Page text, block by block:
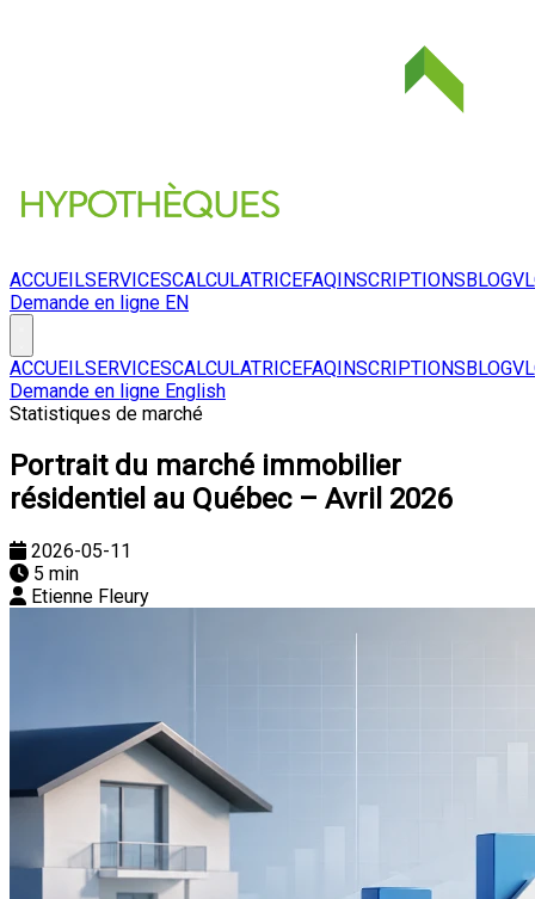
ACCUEILSERVICESCALCULATRICEFAQINSCRIPTIONSBLOG
Demande en ligne EN
ACCUEILSERVICESCALCULATRICEFAQINSCRIPTIONSBLOG
Demande en ligne English
Statistiques de marché
Portrait du marché immobilier
résidentiel au Québec – Avril 2026
2026-05-11
5 min
Etienne Fleury